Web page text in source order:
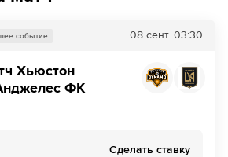
событие 08 сент. 03:30
Хьюстон
ФК
Сделать ставку